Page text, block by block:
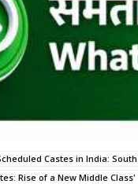
Castes in India:
Rise of a New Middle Class'